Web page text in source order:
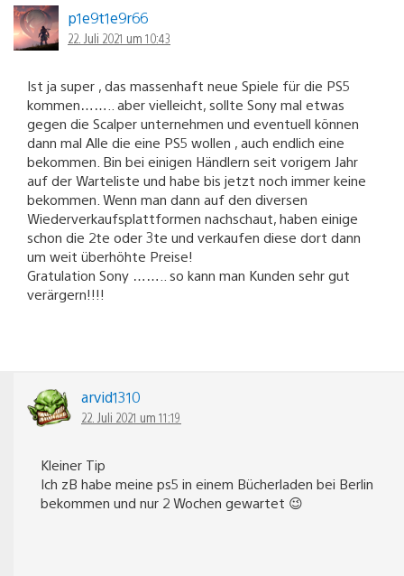
p1e9t1e9r66
22. Juli 2021 um 10:43
Ist ja super , das massenhaft neue Spiele für die PS5
kommen…….. aber vielleicht, sollte Sony mal etwas
gegen die Scalper unternehmen und eventuell können
dann mal Alle die eine PS5 wollen , auch endlich eine
bekommen. Bin bei einigen Händlern seit vorigem Jahr
auf der Warteliste und habe bis jetzt noch immer keine
bekommen. Wenn man dann auf den diversen
Wiederverkaufsplattformen nachschaut, haben einige
schon die 2te oder 3te und verkaufen diese dort dann
um weit überhöhte Preise!
Gratulation Sony …….. so kann man Kunden sehr gut
verärgern!!!!
arvid1310
22. Juli 2021 um 11:19
Kleiner Tip
Ich zB habe meine ps5 in einem Bücherladen bei Berlin
bekommen und nur 2 Wochen gewartet 😉